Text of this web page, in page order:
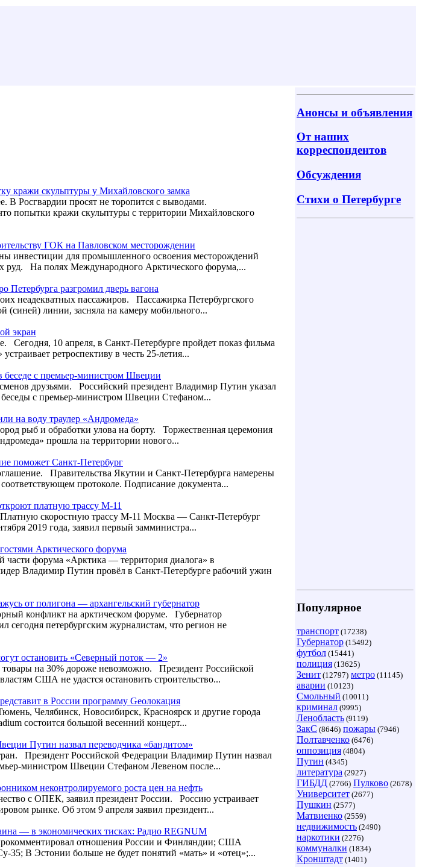
Анонсы и объявления
От наших
корреспондентов
Обсуждения
Стихи о Петербурге
Популярное
транспорт (17238)
Губернатор (15492)
футбол (15441)
полиция (13625)
Зенит (12797) метро (11145)
аварии (10123)
Смольный (10011)
криминал (9995)
Ленобласть (9119)
ЗакС (8646) пожары (7946)
Полтавченко (6476)
оппозиция (4804)
Путин (4345)
литература (2927)
ГИБДД (2766) Пулково (2678)
Университет (2677)
Пушкин (2577)
Матвиенко (2559)
недвижимость (2490)
наркотики (2276)
коммуналки (1834)
Кронштадт (1401)
кражи скульптуры у Михайловского замка
В Росгвардии просят не торопится с выводами.
попытки кражи скульптуры с территории Михайловского
ГОК на Павловском месторождении
инвестиции для промышленного освоения месторождений
руд. На полях Международного Арктического форума,...
Петербурга разгромил дверь вагона
неадекватных пассажиров. Пассажирка Петербургского
(синей) линии, засняла на камеру мобильного...
экран
Сегодня, 10 апреля, в Санкт-Петербурге пройдет показ фильма
ретроспективу в честь 25-летия...
беседе с премьер-министром Швеции
друзьями. Российский президент Владимир Путин указал
беседы с премьер-министром Швеции Стефаном...
на воду траулер «Андромеда»
рыб и обработки улова на борту. Торжественная церемония
прошла на территории нового...
поможет Санкт-Петербург
Правительства Якутии и Санкт-Петербурга намерены
протоколе. Подписание документа...
платную трассу М-11
скоростную трассу М-11 Москва — Санкт-Петербург
2019 года, заявил первый замминистра...
Арктического форума
части форума «Арктика — территория диалога» в
Владимир Путин провёл в Санкт-Петербурге рабочий ужин
от полигона — архангельский губернатор
конфликт на арктическом форуме. Губернатор
сегодня петербургским журналистам, что регион не
остановить «Северный поток — 2»
на 30% дороже невозможно. Президент Российской
США не удастся остановить строительство...
в России программу Geoлокация
Челябинск, Новосибирск, Красноярск и другие города
состоится большой весенний концерт...
Путин назвал переводчика «бандитом»
Президент Российской Федерации Владимир Путин назвал
министром Швеции Стефаном Левеном после...
неконтролируемого роста цен на нефть
с ОПЕК, заявил президент России. Россию устраивает
рынке. Об этом 9 апреля заявил президент...
— в экономических тисках: Радио REGNUM
отношения России и Финляндии; США
35; В Эстонии больше не будет понятий «мать» и «отец»;...